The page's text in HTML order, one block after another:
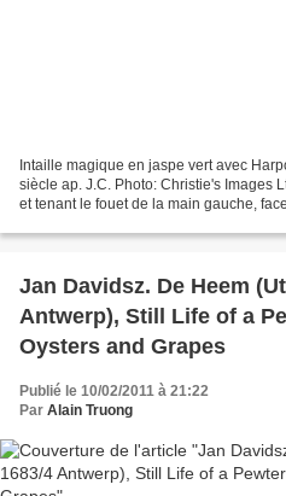
Intaille magique en jaspe vert avec
siècle ap. J.C. Photo: Christie's Images
et tenant le fouet de la main gauche,
Jan Davidsz. De Heem
Antwerp), Still Life of a
Oysters and Grapes
Publié le 10/02/2011 à 21:22
Par Alain Truong